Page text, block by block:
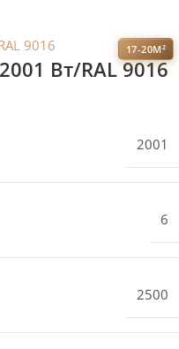
17-20М²
Bт/RAL 9016
2001
6
2500